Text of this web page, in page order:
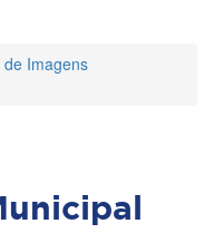
Imagens